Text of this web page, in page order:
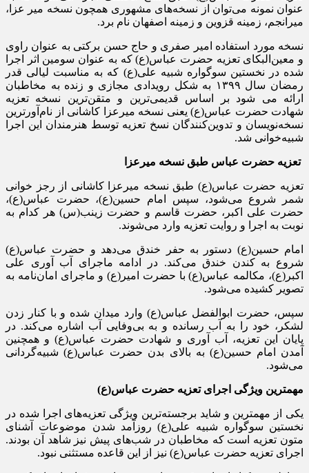
عنوان نمونه می‌توان از نسخه‌های مشهوری همچون نسخه میر عزا،
میرانجم، زمینه قزوین و زمینه اصفهان نام برد.
نسخه مورد استفاده امیر صفری و حاج حسن برکتی به عنوان راوی
و معین‌البکای تعزیه حضرت عباس(ع) که به عنوان سومین اثر اجرا
شده در نخستین سوگواره شبیه علی(ع) که به مناسبت لیالی قدر
رمضان سال ۱۳۹۹ به شکل رویدادی مجازی و زنده به مخاطبان
ارائه می شود بر اساس قدیمی‌ترین و متقن‌ترین نسخه تعزیه
شهادت حضرت عباس(ع) یعنی نسخه میرعزا کاشانی از نام‌آورترین
نسخه‌نویسان و تدوین‌کنندگان نسخ تعزیه توسط هنرمندان این اجرا
شبیه‌خوانی شد.
تعزیه حضرت عباس طبق نسخه میرعزا
تعزیه حضرت عباس(ع) طبق نسخه میرعزا کاشانی از رجز خوانی
شمر شروع می‌شود، سپس امام حسین(ع)، حضرت عباس(ع)،
حضرت علی اکبر، حضرت قاسم و حضرت زینب(س) هر کدام به
نوبت به اجرا و روایت تعزیه وارد می‌شوند.
امام حسین(ع) دستور به حفر خندق می‌دهد و حضرت عباس(ع)
شروع به کندن خندق می‌کند. در ادامه ماجرای آب آوری علی
اکبر(ع)، مکالمه عباس(ع) با حضرت امیر(ع) و ماجرای امان‌نامه به
تصویر کشیده می‌شود.
سپس، حضرت ابوالفضل عباس(ع) وارد میدان شده و با کنار زدن
لشکر، خود را به آب رسانده و به بی‌وفایی آب اشاره می‌کند. در
پایان این تعزیه، آب آوری و شهادت حضرت عباس(ع) و همچنین
آمدن امام حسین(ع) به بالای بدن حضرت عباس(ع) شبیه‌گردانی
می‌شود.
مهمترین ویژگی اجرای تعزیه حضرت عباس(ع)
یکی از مهمترین و شاید برجسته‌ترین ویژگی تعزیه‌های اجرا شده در
نخستین سوگواره شبیه علی(ع) روزآمد شدن موضوعات آشنای
متون تعزیه است که مخاطبان در شب‌های پیش نیز شاهد آن بودند.
اجرای تعزیه حضرت عباس(ع) نیز از این قاعده مستثنی نبود.